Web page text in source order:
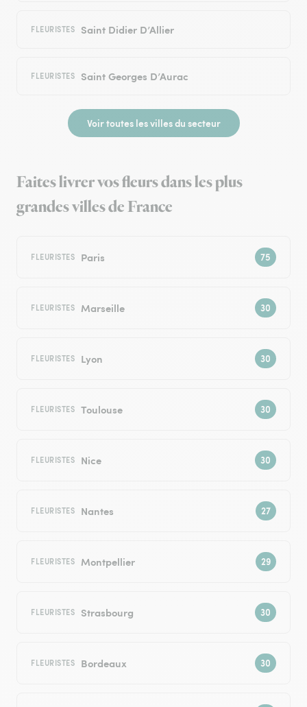
FLEURISTES Saint Didier D’Allier
FLEURISTES Saint Georges D’Aurac
Voir toutes les villes du secteur
Faites livrer vos fleurs dans les plus
grandes villes de France
FLEURISTES Paris
FLEURISTES Marseille
FLEURISTES Lyon
FLEURISTES Toulouse
FLEURISTES Nice
FLEURISTES Nantes
FLEURISTES Montpellier
FLEURISTES Strasbourg
FLEURISTES Bordeaux